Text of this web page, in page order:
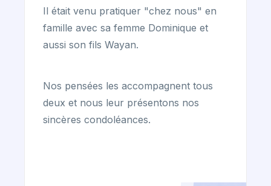
Il était venu pratiquer "chez nous" en
famille avec sa femme Dominique et
aussi son fils Wayan.
Nos pensées les accompagnent tous
deux et nous leur présentons nos
sincères condoléances.